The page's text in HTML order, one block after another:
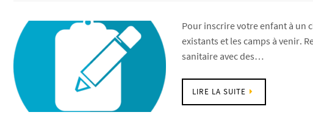
Pour inscrire votre enfant à un
existants et les camps à venir.
sanitaire avec des…
LIRE LA SUITE